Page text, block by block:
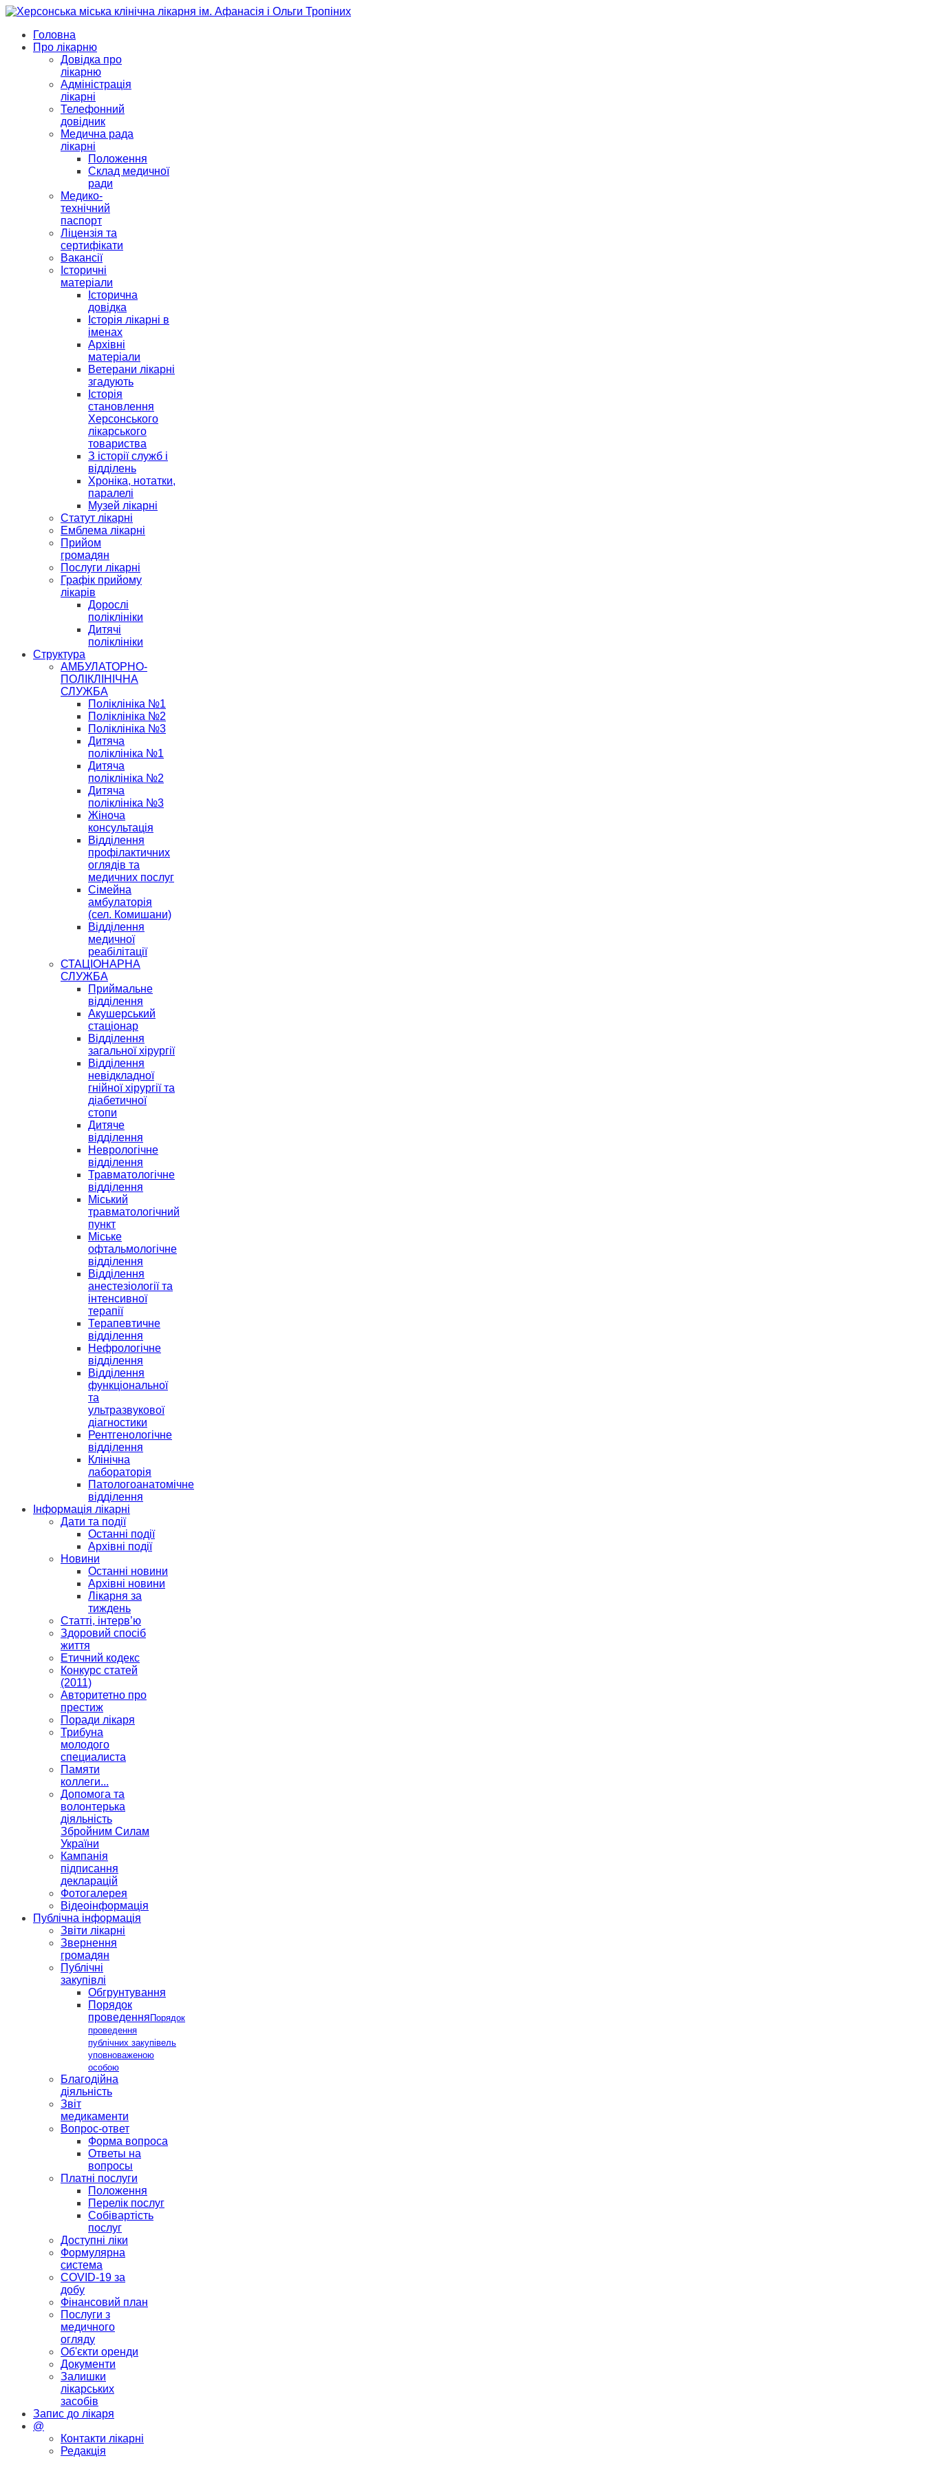
Головна
Про лікарню
Довідка про
лікарню
Адміністрація
лікарні
Телефонний
довідник
Медична рада
лікарні
Положення
Склад медичної
ради
Медико-
технічний
паспорт
Ліцензія та
сертифікати
Вакансії
Історичні
матеріали
Історична
довідка
Історія лікарні в
іменах
Архівні
матеріали
Ветерани лікарні
згадують
Історія
становлення
Херсонського
лікарського
товариства
З історії служб і
відділень
Хроніка, нотатки,
паралелі
Музей лікарні
Статут лікарні
Емблема лікарні
Прийом
громадян
Послуги лікарні
Графік прийому
лікарів
Дорослі
поліклініки
Дитячі
поліклініки
Структура
АМБУЛАТОРНО-
ПОЛІКЛІНІЧНА
СЛУЖБА
Поліклініка №1
Поліклініка №2
Поліклініка №3
Дитяча
поліклініка №1
Дитяча
поліклініка №2
Дитяча
поліклініка №3
Жіноча
консультація
Відділення
профілактичних
оглядів та
медичних послуг
Сімейна
амбулаторія
(сел. Комишани)
Відділення
медичної
реабілітації
СТАЦІОНАРНА
СЛУЖБА
Приймальне
відділення
Акушерський
стаціонар
Відділення
загальної хірургії
Відділення
невідкладної
гнійної хірургії та
діабетичної
стопи
Дитяче
відділення
Неврологічне
відділення
Травматологічне
відділення
Міський
травматологічний
пункт
Міське
офтальмологічне
відділення
Відділення
анестезіології та
інтенсивної
терапії
Терапевтичне
відділення
Нефрологічне
відділення
Відділення
функціональної
та
ультразвукової
діагностики
Рентгенологічне
відділення
Клінічна
лабораторія
Патологоанатомічне
відділення
Інформація лікарні
Дати та події
Останні події
Архівні події
Новини
Останні новини
Архівні новини
Лікарня за
тиждень
Статті, інтерв’ю
Здоровий спосіб
життя
Етичний кодекс
Конкурс статей
(2011)
Авторитетно про
престиж
Поради лікаря
Трибуна
молодого
специалиста
Памяти
коллеги...
Допомога та
волонтерька
діяльність
Збройним Силам
України
Кампанія
підписання
декларацій
Фотогалерея
Відеоінформація
Публічна інформація
Звіти лікарні
Звернення
громадян
Публічні
закупівлі
Обгрунтування
Порядок
проведення Порядок
проведення
публічних закупівель
уповноваженою
особою
Благодійна
діяльність
Звіт
медикаменти
Вопрос-ответ
Форма вопроса
Ответы на
вопросы
Платні послуги
Положення
Перелік послуг
Собівартість
послуг
Доступні ліки
Формулярна
система
COVID-19 за
добу
Фінансовий план
Послуги з
медичного
огляду
Об'єкти оренди
Документи
Залишки
лікарських
засобів
Запис до лікаря
@
Контакти лікарні
Редакція